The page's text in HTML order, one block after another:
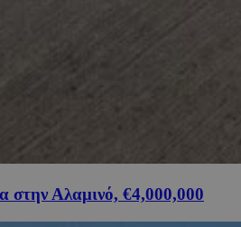
στην Αλαμινό, €4,000,000